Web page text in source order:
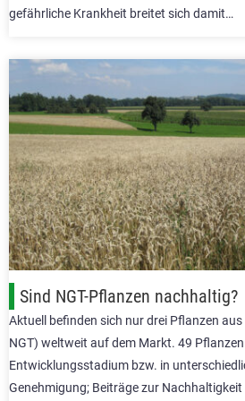
gefährliche Krankheit breitet sich damit…
Sind NGT-Pflanzen nachhaltig?
Aktuell befinden sich nur drei Pflanzen
NGT) weltweit auf dem Markt. 49
Entwicklungsstadium bzw. in
Genehmigung; Beiträge zur